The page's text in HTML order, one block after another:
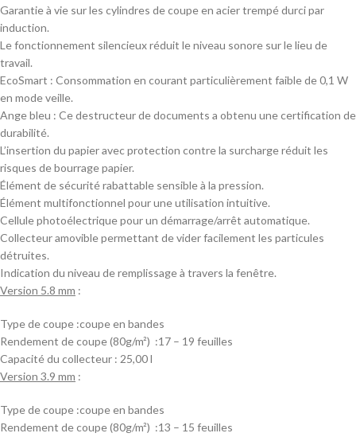
Garantie à vie sur les cylindres de coupe en acier trempé durci par
induction.
Le fonctionnement silencieux réduit le niveau sonore sur le lieu de
travail.
EcoSmart : Consommation en courant particulièrement faible de 0,1 W
en mode veille.
Ange bleu : Ce destructeur de documents a obtenu une certification de
durabilité.
L’insertion du papier avec protection contre la surcharge réduit les
risques de bourrage papier.
Élément de sécurité rabattable sensible à la pression.
Élément multifonctionnel pour une utilisation intuitive.
Cellule photoélectrique pour un démarrage/arrêt automatique.
Collecteur amovible permettant de vider facilement les particules
détruites.
Indication du niveau de remplissage à travers la fenêtre.
Version 5.8 mm :
Type de coupe :coupe en bandes
Rendement de coupe (80g/m²) :17 – 19 feuilles
Capacité du collecteur : 25,00 l
Version 3.9 mm :
Type de coupe :coupe en bandes
Rendement de coupe (80g/m²) :13 – 15 feuilles